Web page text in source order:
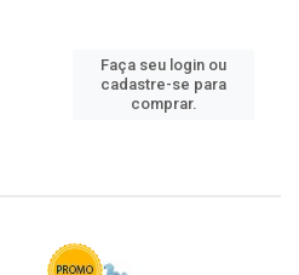
Faça seu login ou
cadastre-se para
comprar.